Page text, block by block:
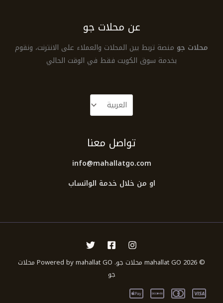
عن محلات جو
محلات جو منصة تربط بين المحلات والعملاء على الانترنت، ونقوم
بخدمة سوق الكويت فقط في الوقت الحالي
تواصل معنا
info@mahallatgo.com
او من خلال خدمة الواتساب
© 2026 mahallat GO محلات جو. Powered by mahallat GO محلات
جو